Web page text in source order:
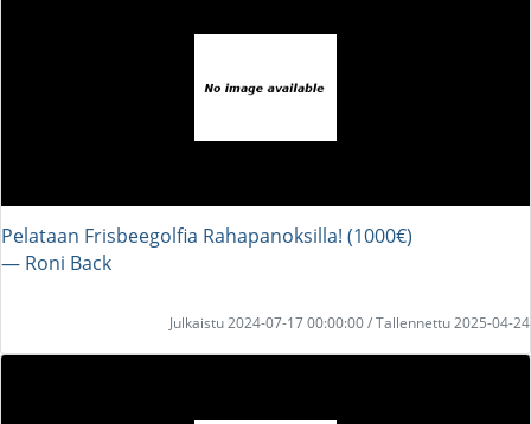
Pelataan Frisbeegolfia Rahapanoksilla! (1000€)
― Roni Back
Julkaistu 2024-07-17 00:00:00 / Tallennettu 2025-04-24